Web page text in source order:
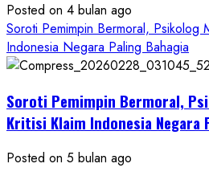
Posted on 4 bulan ago
Soroti Pemimpin Bermoral, Psikolog
Indonesia Negara Paling Bahagia
Soroti Pemimpin Bermoral,
Kritisi Klaim Indonesia Negara
Posted on 5 bulan ago